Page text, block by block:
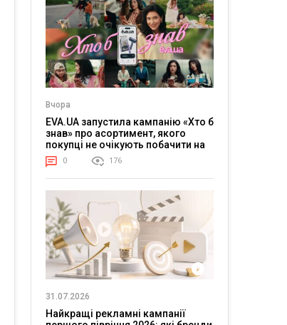
Вчора
EVA.UA запустила кампанію «Хто б
знав» про асортимент, якого
покупці не очікують побачити на
платформі
0 176
31.07.2026
Найкращі рекламні кампанії